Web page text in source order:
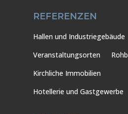
REFERENZEN
Hallen und Industriegebäude
Veranstaltungsorten
Kirchliche Immobilien
Hotellerie und Gastgewerbe